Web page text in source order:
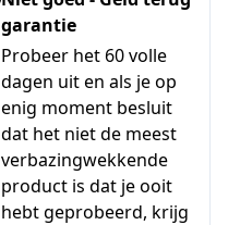
garantie
Probeer het 60 volle
dagen uit en als je op
enig moment besluit
dat het niet de meest
verbazingwekkende
product is dat je ooit
hebt geprobeerd, krijg